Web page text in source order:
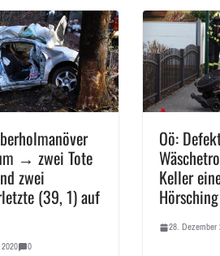
→ zwei Tote
zwei
(39, 1) auf
0
Oö:
Keller
Hörsching
28. Dezember